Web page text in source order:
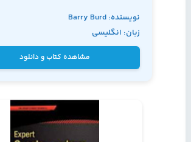
نویسنده: Barry Burd
زبان: انگلیسی
مشاهده کتاب و دانلود